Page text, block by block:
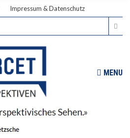
Impressum & Datenschutz
MENU